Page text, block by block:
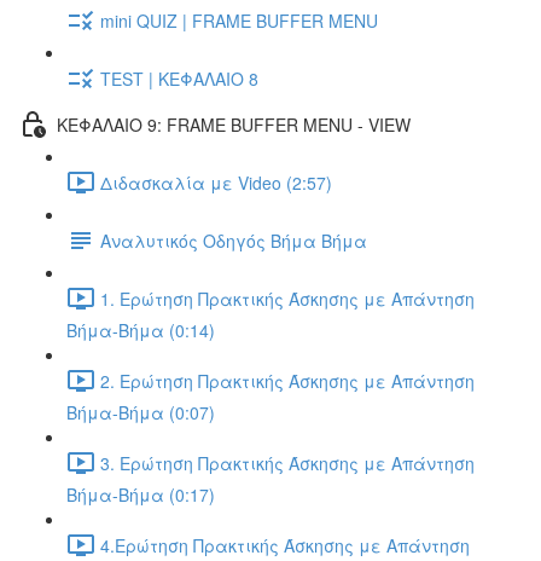
mini QUIZ | FRAME BUFFER MENU
TEST | ΚΕΦΑΛΑΙΟ 8
ΚΕΦΑΛΑΙΟ 9: FRAME BUFFER MENU - VIEW
Διδασκαλία με Video (2:57)
Αναλυτικός Οδηγός Βήμα Βήμα
1. Ερώτηση Πρακτικής Άσκησης με Απάντηση
Βήμα-Βήμα (0:14)
2. Ερώτηση Πρακτικής Άσκησης με Απάντηση
Βήμα-Βήμα (0:07)
3. Ερώτηση Πρακτικής Άσκησης με Απάντηση
Βήμα-Βήμα (0:17)
4.Ερώτηση Πρακτικής Άσκησης με Απάντηση